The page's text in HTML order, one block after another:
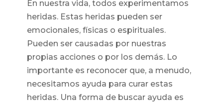
En nuestra vida, todos experimentamos
heridas. Estas heridas pueden ser
emocionales, físicas o espirituales.
Pueden ser causadas por nuestras
propias acciones o por los demás. Lo
importante es reconocer que, a menudo,
necesitamos ayuda para curar estas
heridas. Una forma de buscar ayuda es